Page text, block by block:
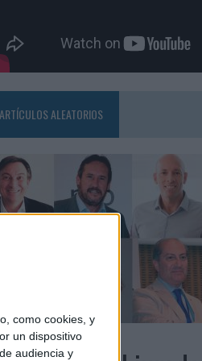
como cookies, y
un dispositivo
audiencia y
ARTÍCULOS ALEATORIOS
2026